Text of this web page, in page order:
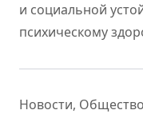
и социальной
психическому
Новости, Общество